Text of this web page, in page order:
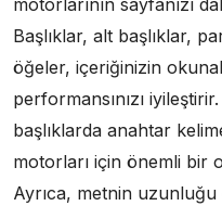
motorlarının sayfanızı
Başlıklar, alt başlıklar,
öğeler, içeriğinizin
performansınızı
başlıklarda anahtar
motorları için önemli bir
Ayrıca, metnin